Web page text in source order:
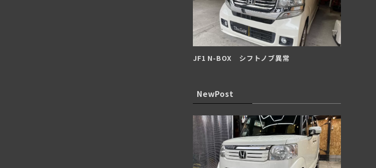
JF1 N-BOX シフトノブ異常
NewPost